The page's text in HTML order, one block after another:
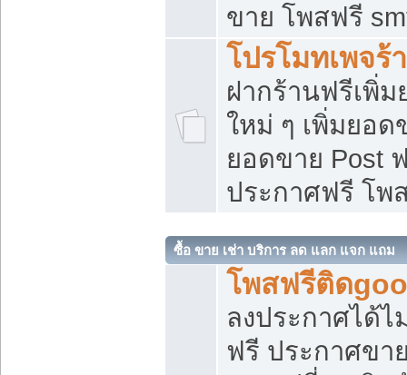
ขาย โพสฟรี
โปรโมทเพจร้
ฝากร้านฟรีเพิ่
ใหม่ ๆ เพิ่มยอด
ยอดขาย Post
ประกาศฟรี โพ
ซื้อ ขาย เช่า บริการ ลด แลก แจก แถม
โพสฟรีติด
ลงประกาศได้
ฟรี ประกาศข